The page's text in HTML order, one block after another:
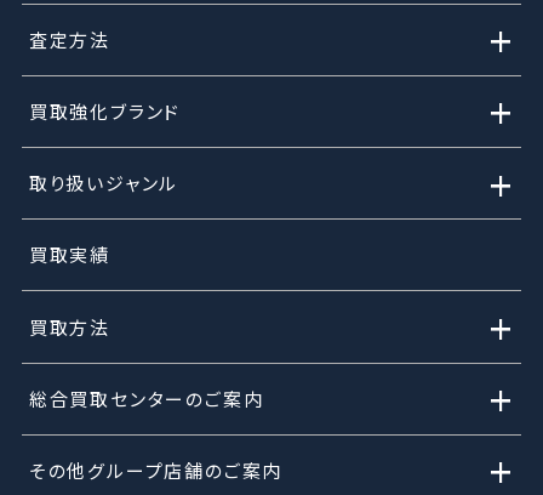
査定方法 +
買取強化ブランド +
取り扱いジャンル +
買取実績
買取方法 +
総合買取センターのご案内 +
その他グループ店舗のご案内 +